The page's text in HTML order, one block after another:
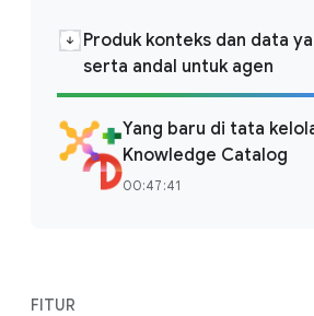
Produk konteks dan data
serta andal untuk agen
Yang baru di tata
Knowledge Catalog
00:47:41
FITUR